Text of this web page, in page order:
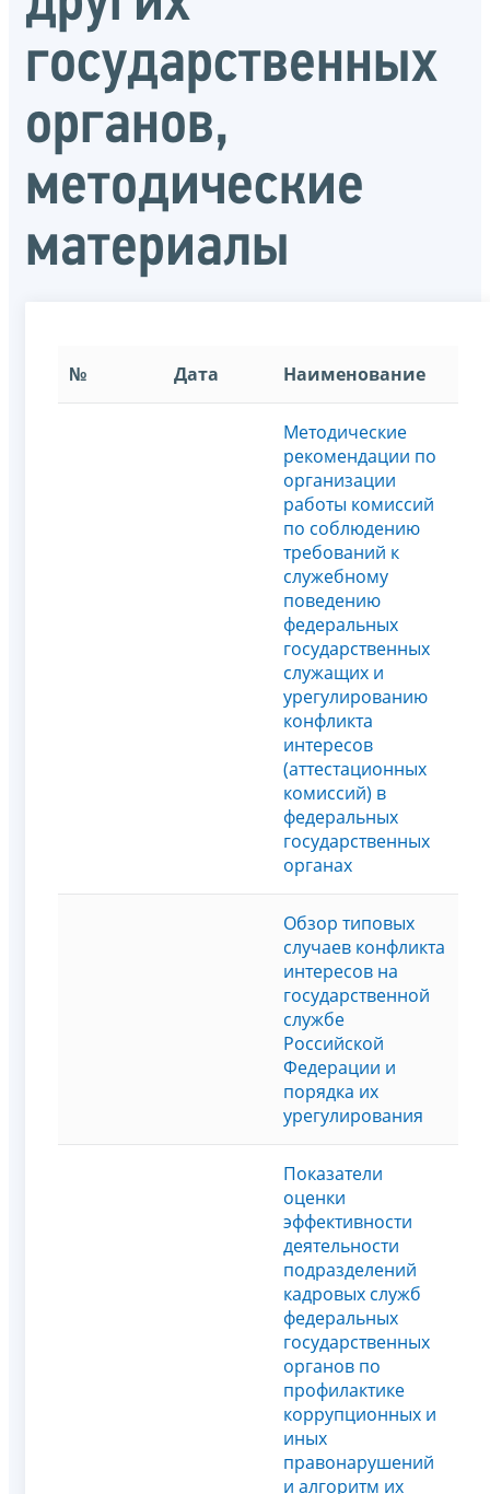
государственных
органов,
методические
материалы
№ Дата Наименование
Методические
рекомендации по
организации
работы комиссий
по соблюдению
требований к
служебному
поведению
федеральных
государственных
служащих и
урегулированию
конфликта
интересов
(аттестационных
комисcий) в
федеральных
государственных
органах
Обзор типовых
случаев конфликта
интересов на
государственной
службе
Российской
Федерации и
порядка их
урегулирования
Показатели
оценки
эффективности
деятельности
подразделений
кадровых служб
федеральных
государственных
органов по
профилактике
коррупционных и
иных
правонарушений
и алгоритм их